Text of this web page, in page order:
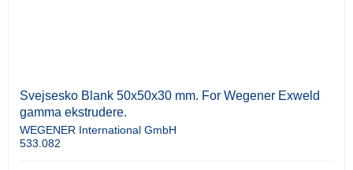
Svejsesko Blank 50x50x30 mm. For Wegener Exweld
gamma ekstrudere.
WEGENER International GmbH
533.082